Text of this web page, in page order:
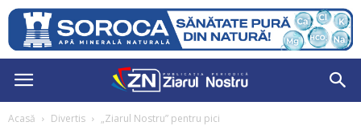
Acasă Divertis „Ziarul Nostru” pentru pici